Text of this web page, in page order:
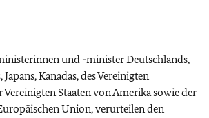
und -minister Deutschlands,
Kanadas, des Vereinigten
Staaten von Amerika sowie der
Union, verurteilen den